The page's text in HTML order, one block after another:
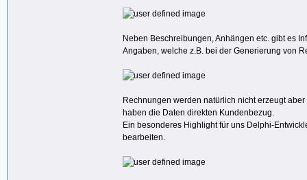
Neben Beschreibungen, Anhängen etc. gibt es
Angaben, welche z.B. bei der Generierung von
Rechnungen werden natürlich nicht erzeugt
haben die Daten direkten Kundenbezug.
Ein besonderes Highlight für uns Delphi-
bearbeiten.